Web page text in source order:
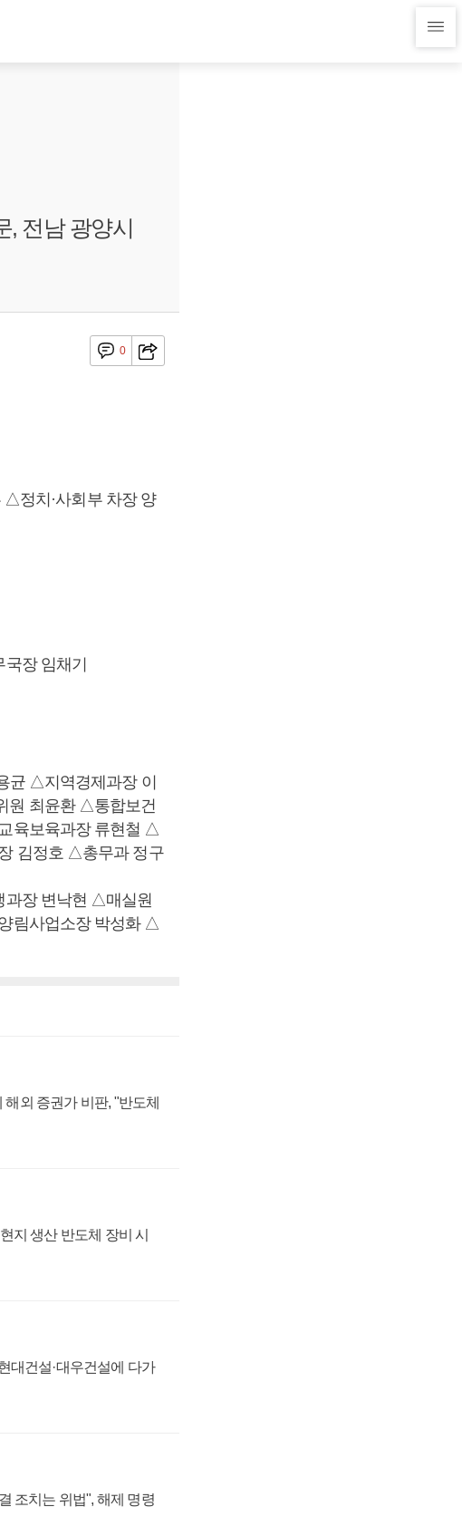
, 전남 광양시
0
정치·사회부 차장 양
장 임채기
△지역경제과장 이
원 최윤환 △통합보건
육보육과장 류현철 △
김정호 △총무과 정구
장 변낙현 △매실원
림사업소장 박성화 △
외 증권가 비판, "반도체
지 생산 반도체 장비 시
대건설·대우건설에 다가
조치는 위법", 해제 명령